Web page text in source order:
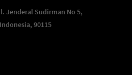
Jenderal Sudirman No 5,
90115